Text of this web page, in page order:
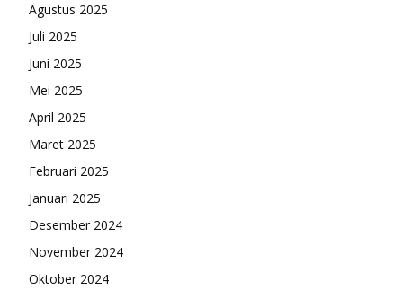
Agustus 2025
Juli 2025
Juni 2025
Mei 2025
April 2025
Maret 2025
Februari 2025
Januari 2025
Desember 2024
November 2024
Oktober 2024